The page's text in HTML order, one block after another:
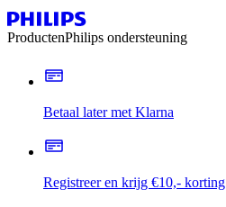
ProductenPhilips ondersteuning
Betaal later met Klarna
Registreer en krijg €10,- korting